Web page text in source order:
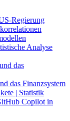
Regierung
Analyse
das
das Finanzsystem
| Statistik
Copilot in